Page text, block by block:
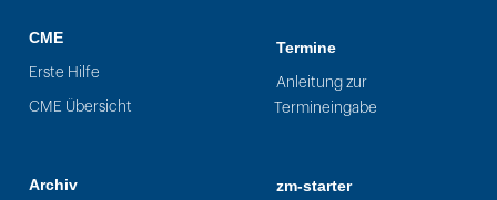
CME
Erste Hilfe
CME Übersicht
Archiv
Termine
Anleitung zur
Termineingabe
zm-starter